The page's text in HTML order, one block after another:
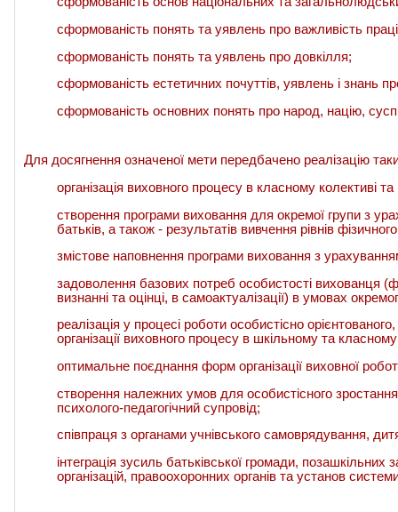
сформованість понять та уявлень про важливість
сформованість понять та уявлень про довкілля;
сформованість естетичних почуттів, уявлень і знань
сформованість основних понять про народ, націю,
Для досягнення означеної мети передбачено реалізацію
організація виховного процесу в класному колективі
створення програми виховання для окремої групи з
батьків, а також - результатів вивчення рівнів
змістове наповнення програми виховання з
задоволення базових потреб особистості вихованця
визнанні та оцінці, в самоактуалізації) в умовах
реалізація у процесі роботи особистісно
організації виховного процесу в шкільному та
оптимальне поєднання форм організації виховної
створення належних умов для особистісного
психолого-педагогічний супровід;
співпраця з органами учнівського самоврядування,
інтеграція зусиль батьківської громади,
організацій, правоохоронних органів та установ